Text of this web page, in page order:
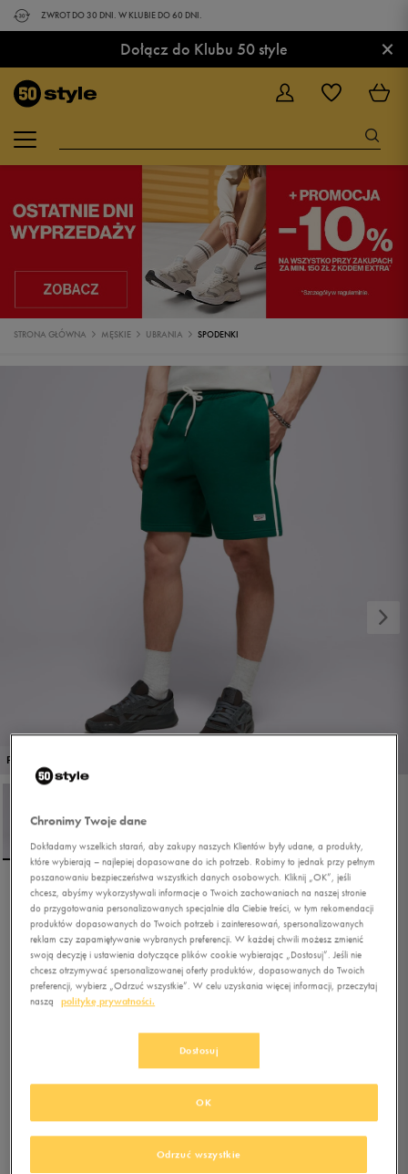
ZWROT DO 30 DNI. W KLUBIE DO 60 DNI.
Dołącz do Klubu 50 style ×
STRONA GŁÓWNA MĘSKIE UBRANIA SPODENKI
PROMO: DO -30%
REEBOK SZORTY COURT
SPORT SHORT
0.0 (0)
(cena bezpośrednio przed promocją)
-12%(najniższa cena z 30 dni przed obniżką)
67,49złz Vat
KLUBIE 50 STYLE
Chronimy Twoje dane
Dokładamy wszelkich starań, aby zakupy naszych Klientów były udane, a produkty,
które wybierają – najlepiej dopasowane do ich potrzeb. Robimy to jednak przy pełnym
poszanowaniu bezpieczeństwa wszystkich danych osobowych. Kliknij „OK”, jeśli
chcesz, abyśmy wykorzystywali informacje o Twoich zachowaniach na naszej stronie
do przygotowania personalizowanych specjalnie dla Ciebie treści, w tym rekomendacji
produktów dopasowanych do Twoich potrzeb i zainteresowań, spersonalizowanych
reklam czy zapamiętywanie wybranych preferencji. W każdej chwili możesz zmienić
swoją decyzję i ustawienia dotyczące plików cookie wybierając „Dostosuj”. Jeśli nie
chcesz otrzymywać spersonalizowanej oferty produktów, dopasowanych do Twoich
preferencji, wybierz „Odrzuć wszystkie”. W celu uzyskania więcej informacji, przeczytaj
naszą
politykę prywatności.
Dostosuj
Odrzuć wszystkie
OK